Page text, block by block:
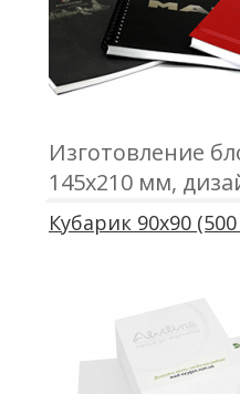
Изготовление
145х210 мм,
тиснение,
офсетная печать;
Кубарик 90х90